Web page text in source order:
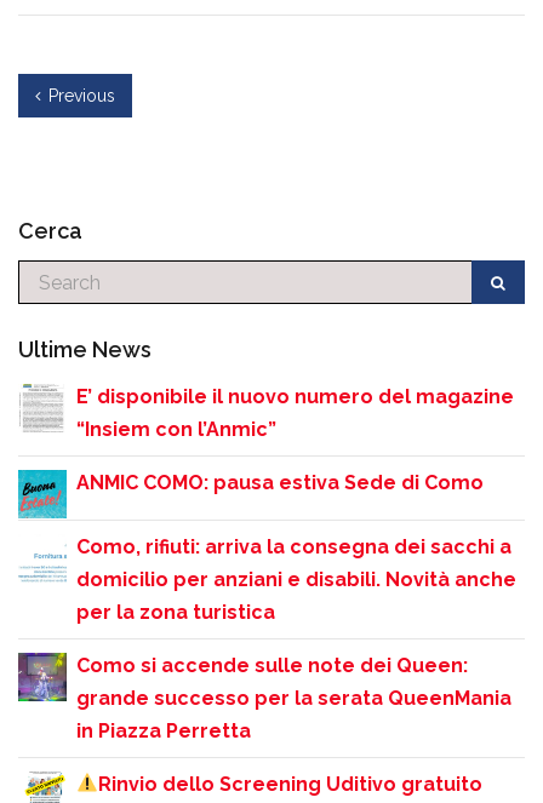
Previous
Cerca
Cerca
Ultime News
E’ disponibile il nuovo numero del magazine
“Insiem con l’Anmic”
ANMIC COMO: pausa estiva Sede di Como
Como, rifiuti: arriva la consegna dei sacchi a
domicilio per anziani e disabili. Novità anche
per la zona turistica
Como si accende sulle note dei Queen:
grande successo per la serata QueenMania
in Piazza Perretta
Rinvio dello Screening Uditivo gratuito